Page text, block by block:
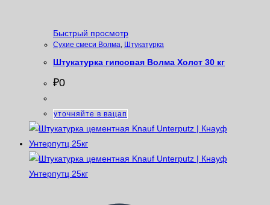
Быстрый просмотр
Сухие смеси Волма Штукатурка
Штукатурка гипсовая Волма Холст 30 кг
₽0
уточняйте в вацап